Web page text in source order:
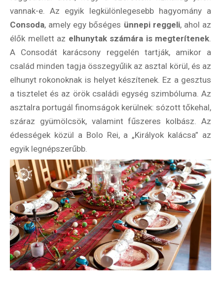
vannak-e. Az egyik legkülönlegesebb hagyomány a
Consoda, amely egy bőséges ünnepi reggeli, ahol az
élők mellett az elhunytak számára is megterítenek.
A Consodát karácsony reggelén tartják, amikor a
család minden tagja összegyűlik az asztal körül, és az
elhunyt rokonoknak is helyet készítenek. Ez a gesztus
a tisztelet és az örök családi egység szimbóluma. Az
asztalra portugál finomságok kerülnek: sózott tőkehal,
száraz gyümölcsök, valamint fűszeres kolbász. Az
édességek közül a Bolo Rei, a „Királyok kalácsa” az
egyik legnépszerűbb.